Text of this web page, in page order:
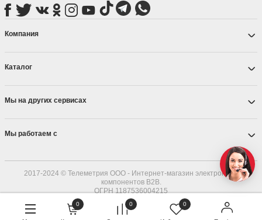
Компания
Каталог
Мы на других сервисах
Мы работаем с
2017-2024 © Телеметрия ООО - Интернет-магазин электронных
компонентов B2B.
ОГРН 1187536004215
0 0 0